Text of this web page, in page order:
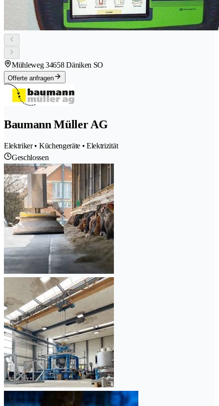
Mühleweg 34658 Däniken SO
Offerte anfragen
Baumann Müller AG
Elektriker • Küchengeräte • Elektrizität
Geschlossen